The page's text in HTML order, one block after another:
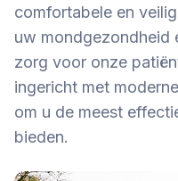
comfortabele en
uw mondgezondheid
zorg voor onze
ingericht met
om u de meest
bieden.